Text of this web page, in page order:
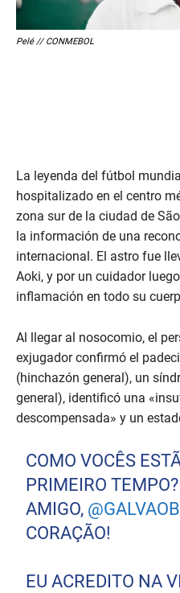
Pelé // CONMEBOL
La leyenda del fútbol
hospitalizado en el centro
zona sur de la ciudad de
la información de una
internacional. El astro fue
Aoki, y por un cuidador
inflamación en todo su
Al llegar al nosocomio, el
exjugador confirmó el
(hinchazón general), un
general), identificó una
descompensada» y un
COMO VOCÊS
PRIMEIRO
AMIGO,
CORAÇÃO!
EU ACREDITO NA